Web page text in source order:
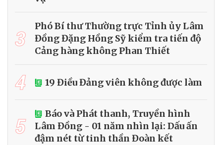
3
Phó Bí thư Thường trực Tỉnh ủy Lâm
Đồng Đặng Hồng Sỹ kiểm tra tiến độ
Cảng hàng không Phan Thiết
4 19 Điều Đảng viên không được làm
5
Báo và Phát thanh, Truyền hình
Lâm Đồng - 01 năm nhìn lại: Dấu ấn
đậm nét từ tinh thần Đoàn kết